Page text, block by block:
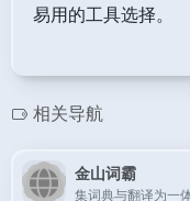
易用的工具选择。
相关导航
金山词霸